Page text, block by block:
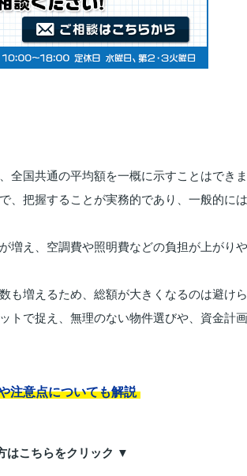
国共通の平均額を一概に示すことはできま
、把握することが実務的であり、一般的に
増え、空調費や照明費などの負担が上がり
増えるため、総額が大きくなるのは避けら
トで捉え、無理のない物件選びや、資金計
注意点についても解説
はこちらをクリック ▼